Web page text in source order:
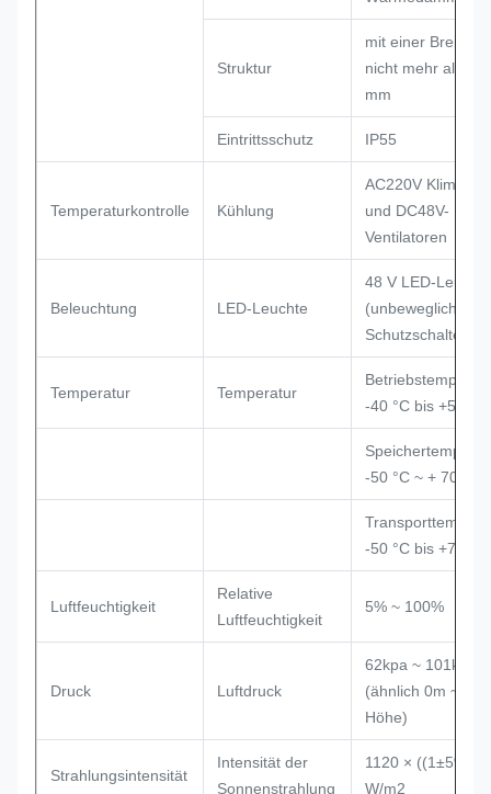
Struktur
mit einer Breite
nicht mehr als 15
mm
Eintrittsschutz IP55
Temperaturkontrolle Kühlung
AC220V
und DC48V-
Ventilatoren
Beleuchtung LED-Leuchte
48 V LED-
(unbewegliche),
Schutzschalter
Temperatur Temperatur
-40 °C bis +55 °C
-50 °C ~ + 70 °C
-50 °C bis +70 °C
Luftfeuchtigkeit
Relative
Luftfeuchtigkeit
5% ~ 100%
Druck Luftdruck
62kpa ~ 101kpa
(ähnlich 0m ~
Höhe)
Strahlungsintensität
Intensität der
Sonnenstrahlung
1120 × ((1±5%)
W/m2